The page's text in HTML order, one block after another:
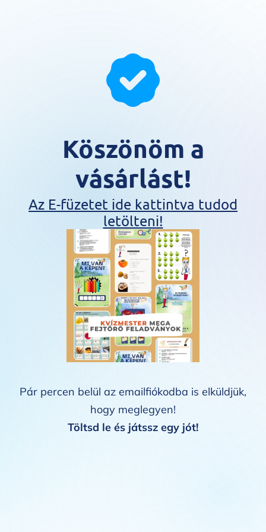
Köszönöm a
vásárlást!
Az E-füzetet ide kattintva tudod
letölteni!
Pár percen belül az emailfiókodba is elküldjük,
hogy meglegyen!
Töltsd le és játssz egy jót!